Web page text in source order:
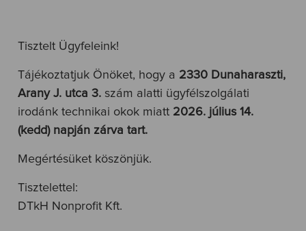
Tisztelt Ügyfeleink!
Tájékoztatjuk Önöket, hogy a 2330 Dunaharaszti,
Arany J. utca 3. szám alatti ügyfélszolgálati
irodánk technikai okok miatt 2026. július 14.
(kedd) napján zárva tart.
Megértésüket köszönjük.
Tisztelettel:
DTkH Nonprofit Kft.